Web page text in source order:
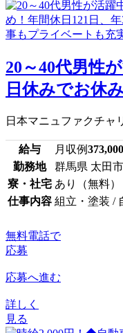
20～40代男性
日休みでお休
日本マニュファクチャ
給与 月収例373,000
勤務地
群馬県 太田市
寮・社宅 あり（無料）
仕事内容 組立・塗装 /
無料電話で
応募
応募へ進む
詳しく
見る